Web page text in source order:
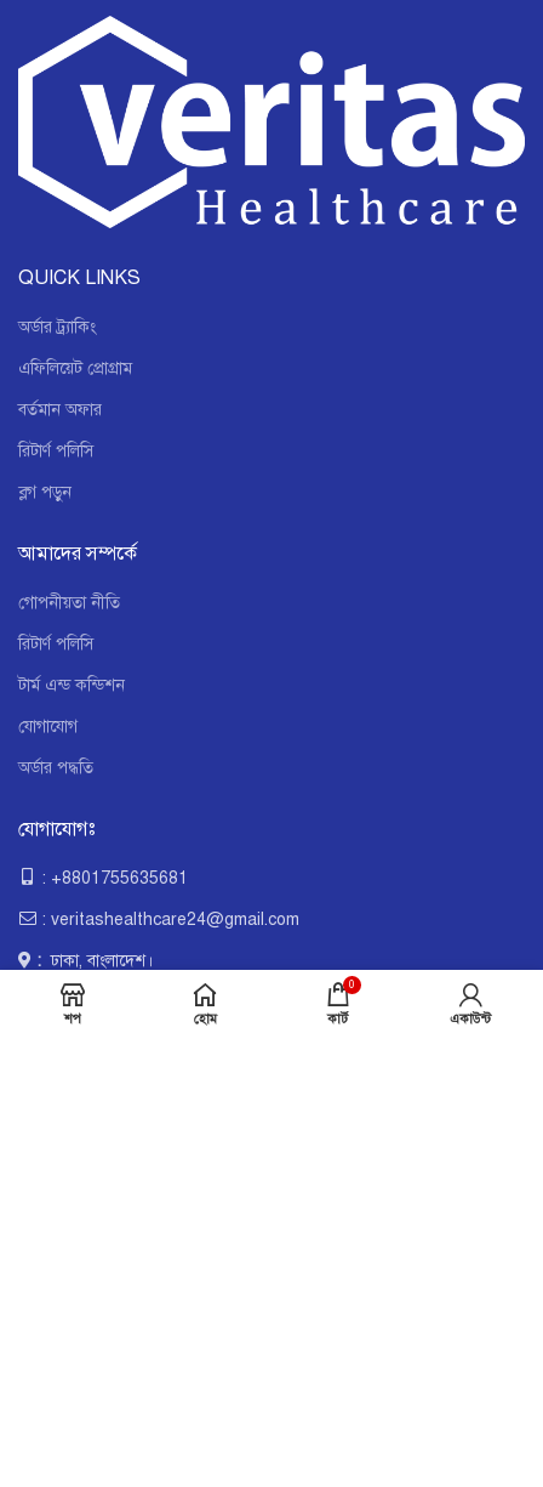
QUICK LINKS
অর্ডার ট্র্যাকিং
এফিলিয়েট প্রোগ্রাম
বর্তমান অফার
রিটার্ণ পলিসি
ব্লগ পড়ুন
আমাদের সম্পর্কে
গোপনীয়তা নীতি
রিটার্ণ পলিসি
টার্ম এন্ড কন্ডিশন
যোগাযোগ
অর্ডার পদ্ধতি
যোগাযোগঃ
: +8801755635681
: veritashealthcare24@gmail.com
: ঢাকা, বাংলাদেশ।
শপ হোম
0
কার্ট একাউন্ট